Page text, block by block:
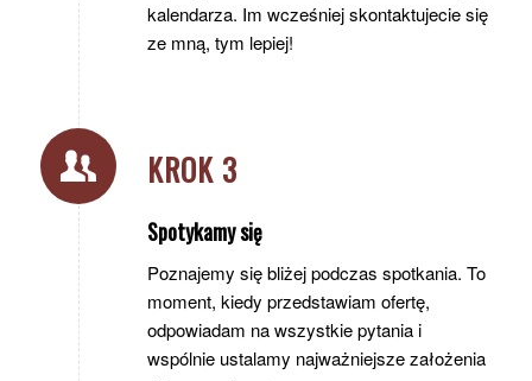
kalendarza. Im wcześniej skontaktujecie się
ze mną, tym lepiej!
KROK 3
Spotykamy się
Poznajemy się bliżej podczas spotkania. To
moment, kiedy przedstawiam ofertę,
odpowiadam na wszystkie pytania i
wspólnie ustalamy najważniejsze założenia